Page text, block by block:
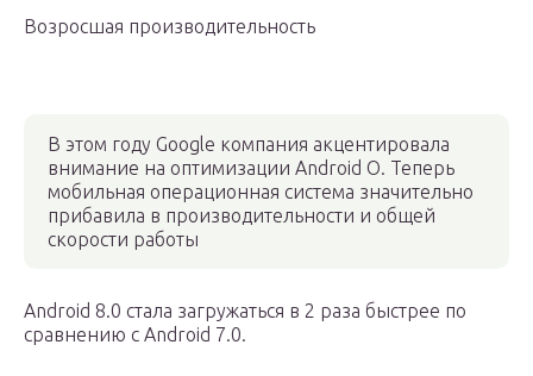
Возросшая производительность
В этом году Google компания акцентировала
внимание на оптимизации Android O. Теперь
мобильная операционная система значительно
прибавила в производительности и общей
скорости работы
Android 8.0 стала загружаться в 2 раза быстрее по
сравнению с Android 7.0.